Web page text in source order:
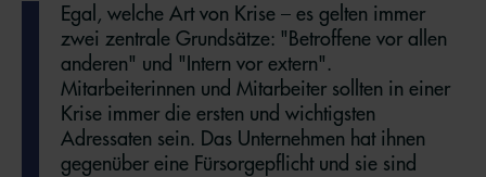
Egal, welche Art von Krise – es gelten immer
zwei zentrale Grundsätze: "Betroffene vor allen
anderen" und "Intern vor extern".
Mitarbeiterinnen und Mitarbeiter sollten in einer
Krise immer die ersten und wichtigsten
Adressaten sein. Das Unternehmen hat ihnen
gegenüber eine Fürsorgepflicht und sie sind